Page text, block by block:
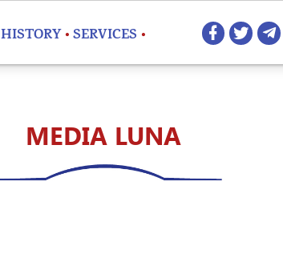
HISTORY SERVICES
MEDIA LUNA